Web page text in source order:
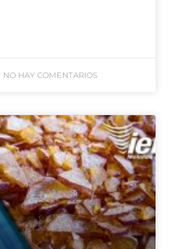
NO HAY COMENTARIOS